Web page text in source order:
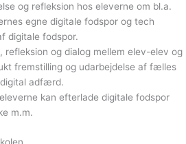
og refleksion hos eleverne om bl.a.
egne digitale fodspor og tech
digitale fodspor.
refleksion og dialog mellem elev-elev og
fremstilling og udarbejdelse af fælles
adfærd.
kan efterlade digitale fodspor
m.m.